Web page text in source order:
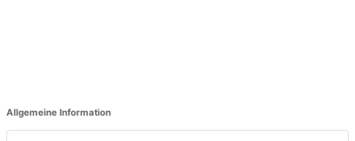
Allgemeine Information